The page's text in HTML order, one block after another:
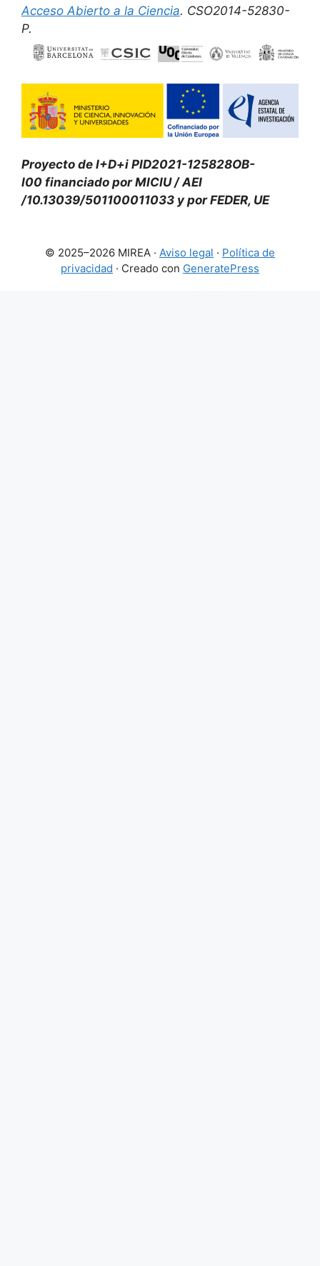
Acceso Abierto a la Ciencia. CSO2014-52830-
P.
Proyecto de I+D+i PID2021-125828OB-
I00 financiado por MICIU / AEI
/10.13039/501100011033 y por FEDER, UE
© 2025–2026 MIREA · Aviso legal · Política de
privacidad · Creado con GeneratePress